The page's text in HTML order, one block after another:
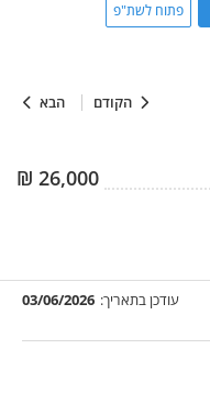
הקודם הבא
פתוח לשת"פ
26,000
₪
עודכן בתאריך: 03/06/2026